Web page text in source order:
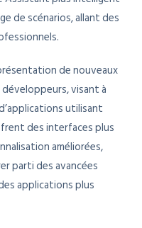
de scénarios, allant des
de nouveaux
visant à
utilisant
des interfaces plus
améliorées,
parti des avancées
applications plus